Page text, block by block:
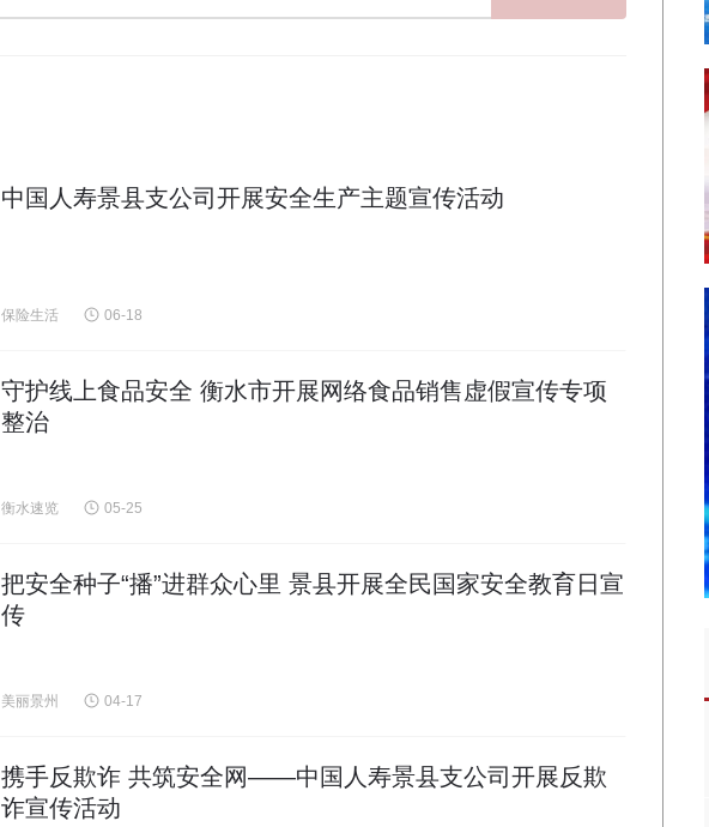
中国人寿景县支公司开展安全生产主题宣传活动
保险生活 06-18
守护线上食品安全 衡水市开展网络食品销售虚假宣传专项
整治
衡水速览 05-25
把安全种子“播”进群众心里 景县开展全民国家安全教育日宣
传
美丽景州 04-17
携手反欺诈 共筑安全网——中国人寿景县支公司开展反欺
诈宣传活动